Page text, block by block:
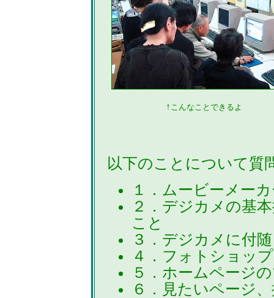
↑ こんなことできるよ
以下のことについて質
１．ムービーメー
２．デジカメの基
こと
３．デジカメに付
４．フォトショッ
５．ホームページ
６．見たいページ